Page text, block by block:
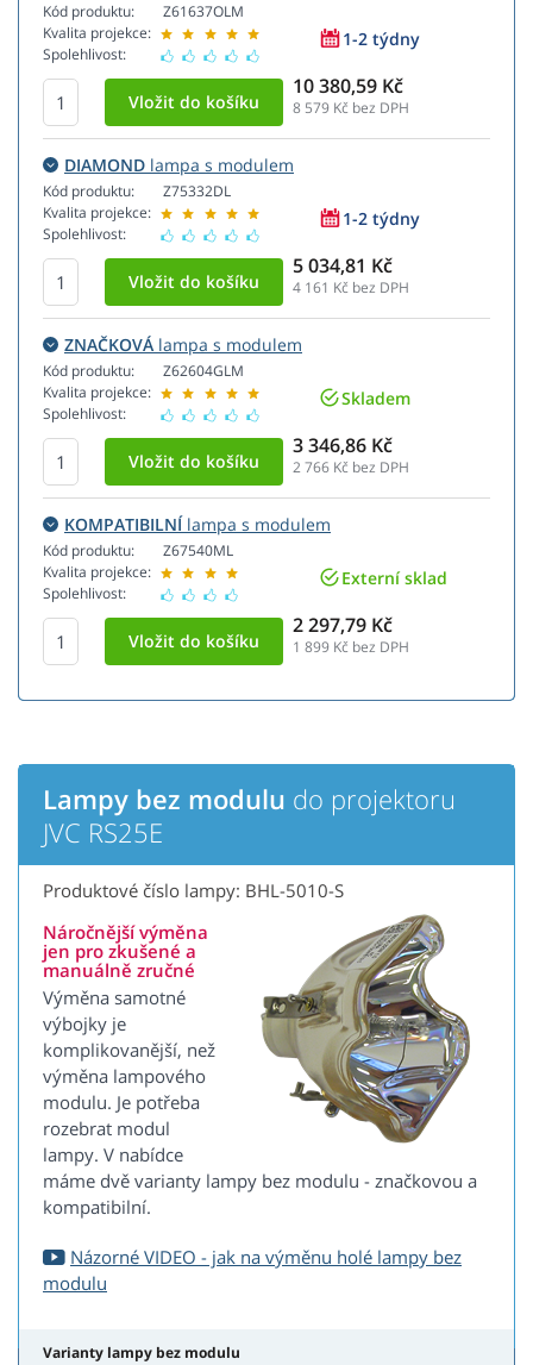
Kód produktu:
Kvalita projekce:
Spolehlivost:
Z61637OLM
1-2 týdny
10 380,59 Kč
8 579 Kč bez DPH
DIAMOND lampa s modulem
Kód produktu:
Kvalita projekce:
Spolehlivost:
Z75332DL
1-2 týdny
5 034,81 Kč
4 161 Kč bez DPH
ZNAČKOVÁ lampa s modulem
Kód produktu:
Kvalita projekce:
Spolehlivost:
Z62604GLM
Skladem
3 346,86 Kč
2 766 Kč bez DPH
KOMPATIBILNÍlampa s modulem
Kód produktu:
Kvalita projekce:
Spolehlivost:
Z67540ML
Externí sklad
2 297,79 Kč
1 899 Kč bez DPH
Lampy bez modulu do projektoru
JVC RS25E
Produktové číslo lampy: BHL-5010-S
Náročnější výměna
jen pro zkušené a
manuálně zručné
Výměna samotné
výbojky je
komplikovanější, než
výměna lampového
modulu. Je potřeba
rozebrat modul
lampy. V nabídce
máme dvě varianty lampy bez modulu - značkovou a
kompatibilní.
Názorné VIDEO - jak na výměnu holé lampy bez
modulu
Varianty lampy bez modulu